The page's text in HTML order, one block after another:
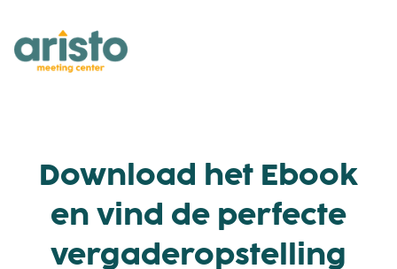
Download het Ebook
en vind de perfecte
vergaderopstelling